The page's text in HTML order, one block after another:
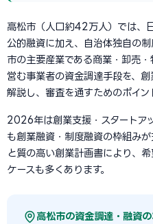
高松市（人口約42万人）では、
公的融資に加え、自治体独自の
市の主要産業である商業・卸売
営む事業者の資金調達手段を、
解説し、審査を通すためのポイン
2026年は創業支援・スタートア
も創業融資・制度融資の枠組み
と質の高い創業計画書により、
ケースも多くあります。
高松市の資金調達・融資